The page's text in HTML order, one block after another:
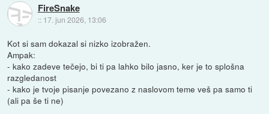
FireSnake
:: 17. jun 2026, 13:06
Kot si sam dokazal si nizko izobražen.
Ampak:
- kako zadeve tečejo, bi ti pa lahko bilo jasno, ker je to splošna
razgledanost
- kako je tvoje pisanje povezano z naslovom teme veš pa samo ti
(ali pa še ti ne)